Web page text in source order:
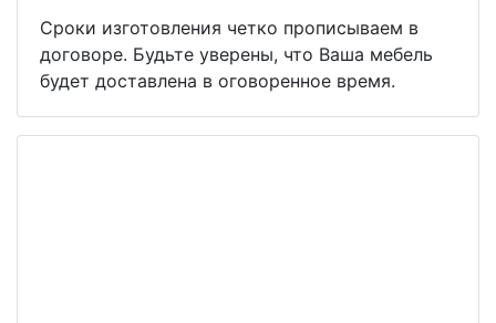
Сроки изготовления четко прописываем в
договоре. Будьте уверены, что Ваша мебель
будет доставлена в оговоренное время.